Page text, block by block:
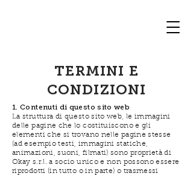
TERMINI E
CONDIZIONI
1. Contenuti di questo sito web
La struttura di questo sito web, le immagini
delle pagine che lo costituiscono e gli
elementi che si trovano nelle pagine stesse
(ad esempio testi, immagini statiche,
animazioni, suoni, filmati) sono proprietà di
Okay s.r.l. a socio unico e non possono essere
riprodotti (in tutto o in parte) o trasmessi